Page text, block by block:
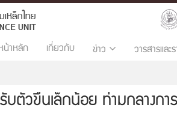
น้าหลัก เกี่ยวกับ ข่าว วารสารและ
รับตัวขึ้นเล็กน้อย ท่ามกลางก